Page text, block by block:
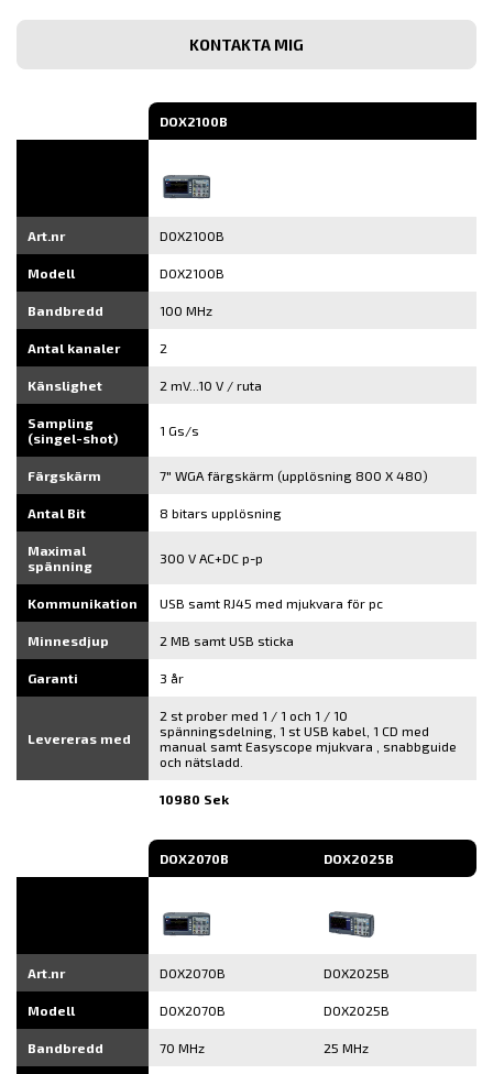
Bekräfta
post
DOX2100B
Art.nr DOX2100B
Modell DOX2100B
Bandbredd 100 MHz
Antal kanaler 2
Känslighet 2 mV...10 V / ruta
Sampling
(singel-shot)
1 Gs/s
Färgskärm 7" WGA färgskärm (upplösning 800 X 480)
Antal Bit 8 bitars upplösning
Maximal
spänning
300 V AC+DC p-p
Kommunikation USB samt RJ45 med mjukvara för pc
Minnesdjup 2 MB samt USB sticka
Garanti 3 år
Levereras med
2 st prober med 1 / 1 och 1 / 10
spänningsdelning, 1 st USB kabel, 1 CD med
manual samt Easyscope mjukvara , snabbguide
och nätsladd.
10980 Sek
DOX2070B DOX2025B
Art.nr DOX2070B DOX2025B
Modell DOX2070B DOX2025B
Bandbredd 70 MHz 25 MHz